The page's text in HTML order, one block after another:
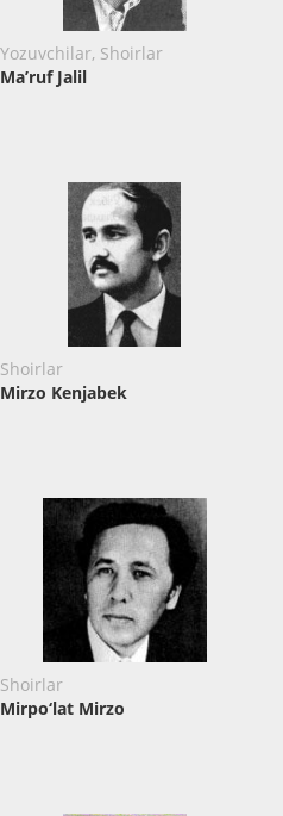
Yozuvchilar, Shoirlar
Ma’ruf Jalil
Shoirlar
Mirzo Kenjabek
Shoirlar
Mirpo‘lat Mirzo